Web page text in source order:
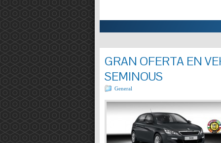
Entrada completa »
GRAN OFERTA EN
SEMINOUS
General